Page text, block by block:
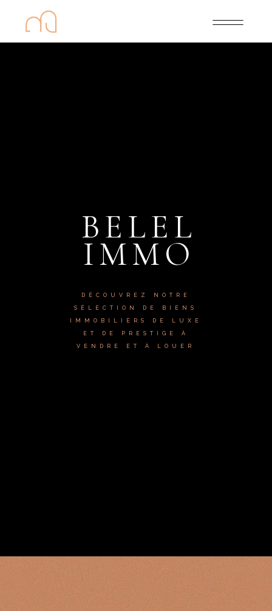
BELEL
IMMO
DÉCOUVREZ NOTRE
SÉLECTION DE BIENS
IMMOBILIERS DE LUXE
ET DE PRESTIGE À
VENDRE ET À LOUER